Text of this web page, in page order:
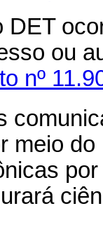
ou
nº
meio